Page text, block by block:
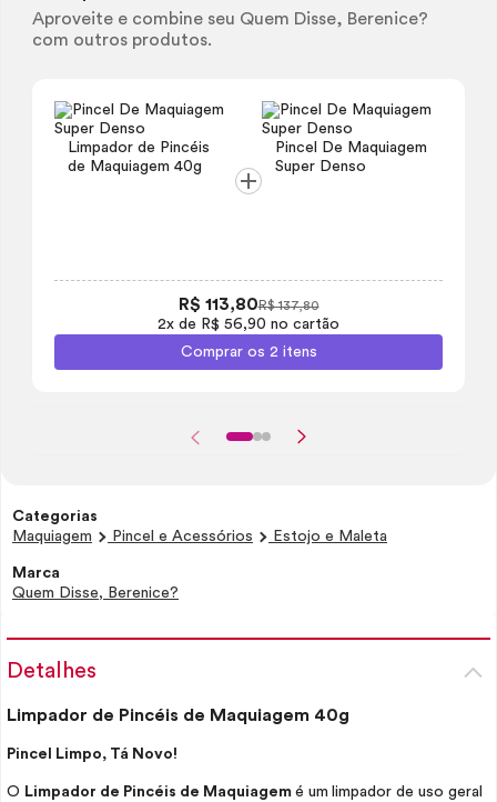
Aproveite e combine seu Quem Disse, Berenice?
com outros produtos.
Limpador de Pincéis
de Maquiagem 40g
Pincel De Maquiagem
Super Denso
R$ 137,80
R$ 113,80
2x de R$ 56,90 no cartão
Comprar os 2 itens
Categorias
Maquiagem
Pincel e Acessórios Estojo e Maleta
Marca
Quem Disse, Berenice?
Detalhes
Limpador de Pincéis de Maquiagem 40g
Pincel Limpo, Tá Novo!
O Limpador de Pincéis de Maquiagem é um limpador de uso geral